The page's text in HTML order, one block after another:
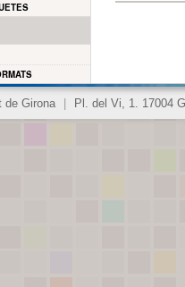
de Girona Pl. del Vi, 1. 17004